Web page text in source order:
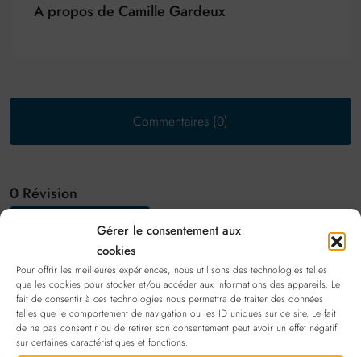
Gérer le consentement aux
cookies
Pour offrir les meilleures expériences, nous utilisons des technologies telles
que les cookies pour stocker et/ou accéder aux informations des appareils. Le
fait de consentir à ces technologies nous permettra de traiter des données
telles que le comportement de navigation ou les ID uniques sur ce site. Le fait
de ne pas consentir ou de retirer son consentement peut avoir un effet négatif
sur certaines caractéristiques et fonctions.
A propos de Camille Gardeux
Commentaires (0)
0 Révision
Laisser un commentaire
Examiner cette annoncesign in. Vous n'avez pas de
compte ?S'inscrire